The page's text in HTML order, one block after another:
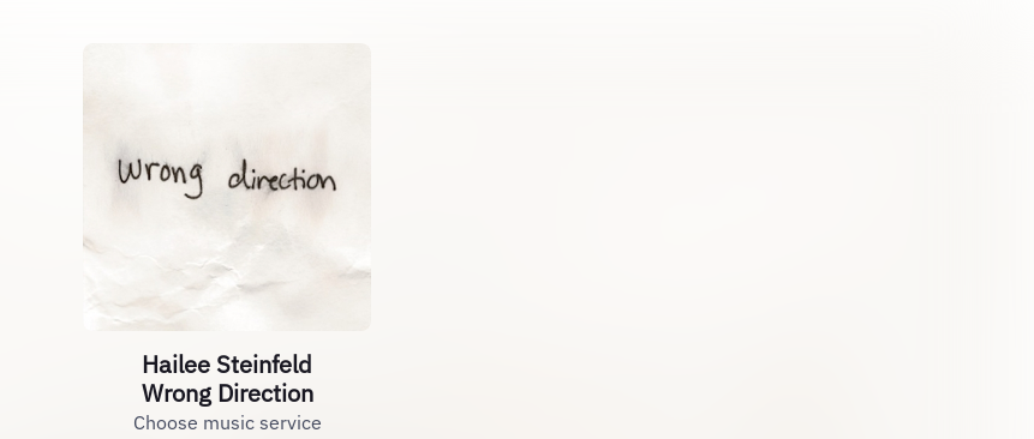
Hailee Steinfeld
Wrong Direction
Choose music service